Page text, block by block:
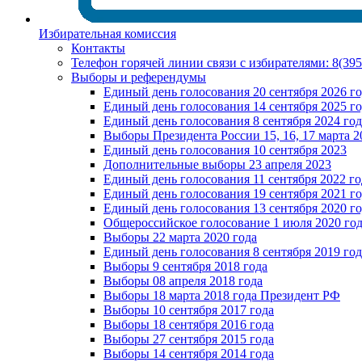
Избирательная комиссия
Контакты
Телефон горячей линии связи с избирателями:
Выборы и референдумы
Единый день голосования 20 сентября 2026
Единый день голосования 14 сентября 2025
Единый день голосования 8 сентября 2024
Выборы Президента России 15, 16, 17 марта
Единый день голосования 10 сентября 2023
Дополнительные выборы 23 апреля 2023
Единый день голосования 11 сентября 2022
Единый день голосования 19 сентября 2021
Единый день голосования 13 сентября 2020
Общероссийское голосование 1 июля 2020
Выборы 22 марта 2020 года
Единый день голосования 8 сентября 2019
Выборы 9 сентября 2018 года
Выборы 08 апреля 2018 года
Выборы 18 марта 2018 года Президент РФ
Выборы 10 сентября 2017 года
Выборы 18 сентября 2016 года
Выборы 27 сентября 2015 года
Выборы 14 сентября 2014 года